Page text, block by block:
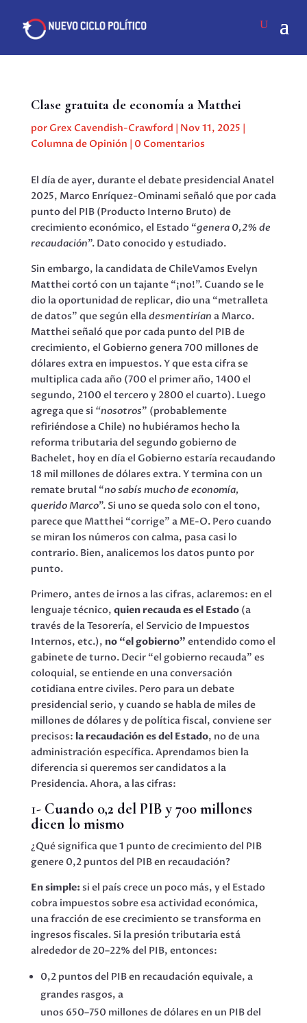
Clase gratuita de economía a Matthei
por Grex Cavendish-Crawford Nov 11, 2025
Columna de Opinión
0 Comentarios
El día de ayer, durante el debate presidencial Anatel
2025, Marco Enríquez-Ominami señaló que por cada
punto del PIB (Producto Interno Bruto) de
crecimiento económico, el Estado “genera 0,2% de
recaudación”. Dato conocido y estudiado.
Sin embargo, la candidata de ChileVamos Evelyn
Matthei cortó con un tajante “¡no!”. Cuando se le
dio la oportunidad de replicar, dio una “metralleta
de datos” que según elladesmentirían a Marco.
Matthei señaló que por cada punto del PIB de
crecimiento, el Gobierno genera 700 millones de
dólares extra en impuestos. Y que esta cifra se
multiplica cada año (700 el primer año, 1400 el
segundo, 2100 el tercero y 2800 el cuarto). Luego
agrega que si “nosotros” (probablemente
refiriéndose a Chile) no hubiéramos hecho la
reforma tributaria del segundo gobierno de
Bachelet, hoy en día el Gobierno estaría recaudando
18 mil millones de dólares extra. Y termina con un
remate brutal “no sabís mucho de economía,
querido Marco”. Si uno se queda solo con el tono,
parece que Matthei “corrige” a ME-O. Pero cuando
se miran los números con calma, pasa casi lo
contrario. Bien, analicemos los datos punto por
punto.
Primero, antes de irnos a las cifras, aclaremos: en el
lenguaje técnico, quien recauda es el Estado(a
través de la Tesorería, el Servicio de Impuestos
Internos, etc.), no “el gobierno” entendido como el
gabinete de turno. Decir “el gobierno recauda” es
coloquial, se entiende en una conversación
cotidiana entre civiles. Pero para un debate
presidencial serio, y cuando se habla de miles de
millones de dólares y de política fiscal, conviene ser
precisos: la recaudación es del Estado, no de una
administración específica. Aprendamos bien la
diferencia si queremos ser candidatos a la
Presidencia. Ahora, a las cifras:
1- Cuando 0,2 del PIB y 700 millones
dicen lo mismo
¿Qué significa que 1 punto de crecimiento del PIB
genere 0,2 puntos del PIB en recaudación?
En simple: si el país crece un poco más, y el Estado
cobra impuestos sobre esa actividad económica,
una fracción de ese crecimiento se transforma en
ingresos fiscales. Si la presión tributaria está
alrededor de 20–22% del PIB, entonces:
0,2 puntos del PIB en recaudación equivale, a
grandes rasgos, a
unos 650–750 millones de dólares en un PIB del